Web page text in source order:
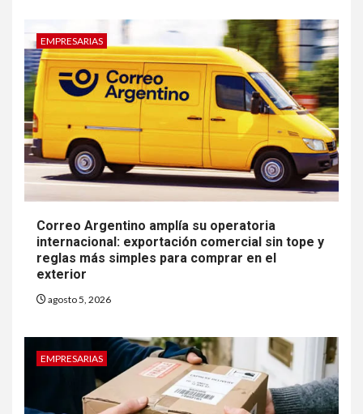
EMPRESARIAS
Correo Argentino amplía su operatoria
internacional: exportación comercial sin tope y
reglas más simples para comprar en el
exterior
agosto 5, 2026
EMPRESARIAS